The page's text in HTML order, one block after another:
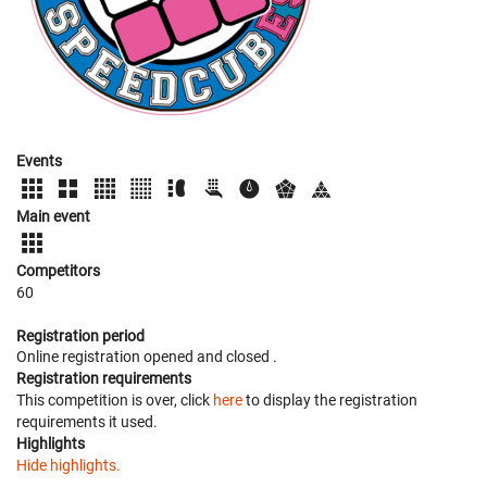
Events
Main event
Competitors
60
Registration period
Online registration opened and closed .
Registration requirements
This competition is over, click hereto display the registration
requirements it used.
Highlights
Hide highlights.